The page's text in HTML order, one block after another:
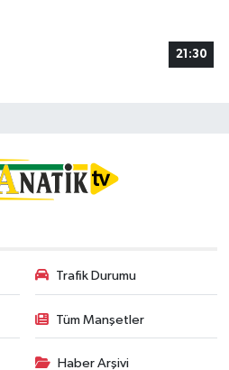
21:30
Trafik Durumu
Tüm Manşetler
Haber Arşivi